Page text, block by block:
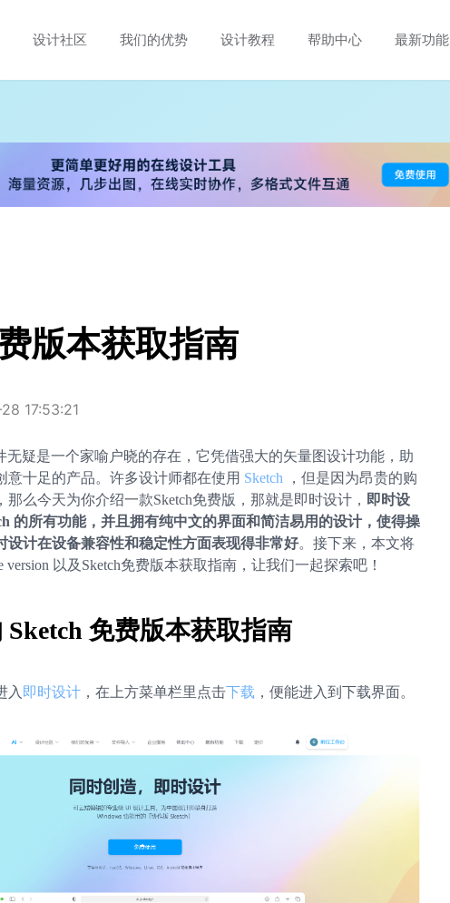
设计社区 我们的优势 设计教程 帮助中心 最新功能
版本获取指南
17:53:21
无疑是一个家喻户晓的存在，它凭借强大的矢量图设计功能，助
意十足的产品。许多设计师都在使用 Sketch ，但是因为昂贵的购
么今天为你介绍一款Sketch免费版，那就是即时设计， 即时设
的所有功能，并且拥有纯中文的界面和简洁易用的设计，使得操
设计在设备兼容性和稳定性方面表现得非常好。接下来，本文将
version 以及Sketch免费版本获取指南，让我们一起探索吧！
Sketch 免费版本获取指南
入即时设计 ，在上方菜单栏里点击 下载 ，便能进入到下载界面。